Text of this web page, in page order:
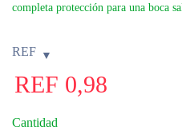
completa protección para una boca
REF
REF 0,98
Cantidad